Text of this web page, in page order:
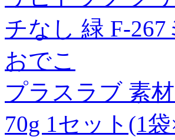
チなし 緑 F-
おでこ
プラスラブ 素
70g 1セット(1